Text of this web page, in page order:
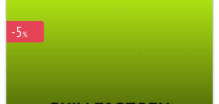
-5%